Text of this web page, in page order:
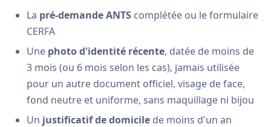
La pré-demande ANTS complétée ou le formulaire
CERFA
Une photo d'identité récente, datée de moins de
3 mois (ou 6 mois selon les cas), jamais utilisée
pour un autre document officiel, visage de face,
fond neutre et uniforme, sans maquillage ni bijou
Un justificatif de domicile de moins d'un an